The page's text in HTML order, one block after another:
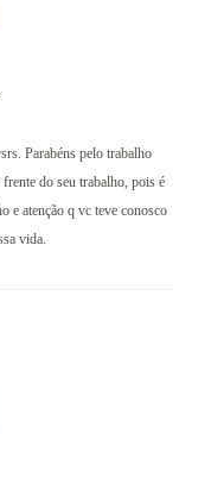
Parabéns pelo trabalho
do seu trabalho, pois é
e atenção q vc teve conosco
vida.